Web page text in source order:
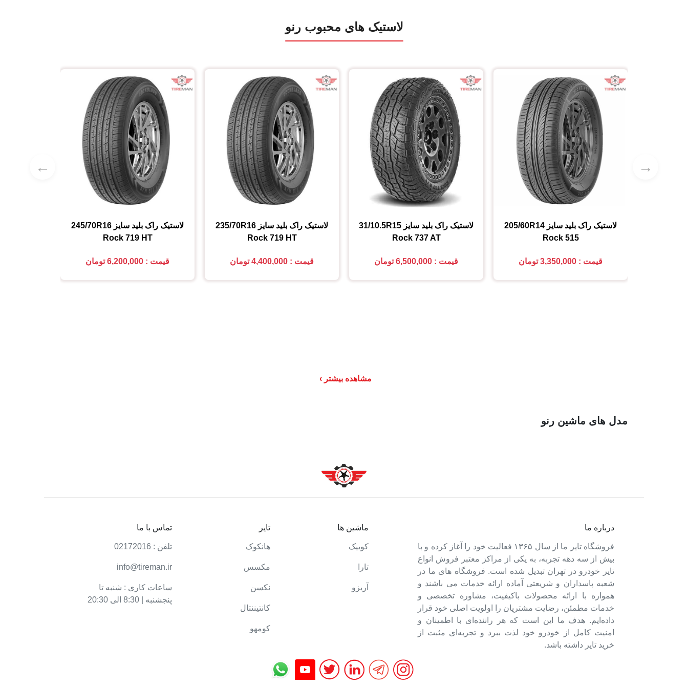
لاستیک های محبوب رنو
→
←
لاستیک راک بلید سایز 205/60R14
Rock 515
قیمت : 3,350,000 تومان
لاستیک راک بلید سایز 31/10.5R15
Rock 737 AT
قیمت : 6,500,000 تومان
لاستیک راک بلید سایز 235/70R16
Rock 719 HT
قیمت : 4,400,000 تومان
لاستیک راک بلید سایز 245/70R16
Rock 719 HT
قیمت : 6,200,000 تومان
مشاهده بیشتر
مدل های ماشین رنو
درباره ما
فروشگاه تایر ما از سال ۱۳۶۵ فعالیت خود را آغاز کرده و با
بیش از سه دهه تجربه، به یکی از مراکز معتبر فروش انواع
تایر خودرو در تهران تبدیل شده است. فروشگاه های ما در
شعبه پاسداران و شریعتی آماده ارائه خدمات می باشند و
همواره با ارائه محصولات باکیفیت، مشاوره تخصصی و
خدمات مطمئن، رضایت مشتریان را اولویت اصلی خود قرار
داده‌ایم. هدف ما این است که هر راننده‌ای با اطمینان و
امنیت کامل از خودرو خود لذت ببرد و تجربه‌ای مثبت از
خرید تایر داشته باشد.
ماشین ها
کوییک
تارا
آریزو
تایر
هانکوک
مکسس
نکسن
کانتیننتال
کومهو
تماس با ما
تلفن : 02172016
info@tireman.ir
ساعات کاری : شنبه تا
پنجشنبه | 8:30 الی 20:30